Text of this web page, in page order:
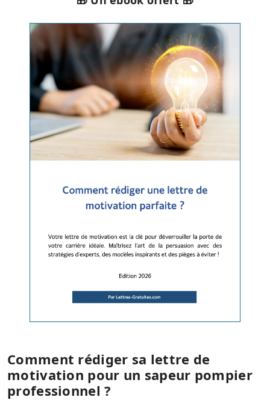
Comment rédiger sa lettre de
motivation pour un sapeur pompier
professionnel ?